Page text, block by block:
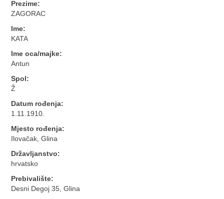
Prezime:
ZAGORAC
Ime:
KATA
Ime oca/majke:
Antun
Spol:
Ž
Datum rođenja:
1.11.1910.
Mjesto rođenja:
Ilovačak, Glina
Državljanstvo:
hrvatsko
Prebivalište:
Desni Degoj 35, Glina